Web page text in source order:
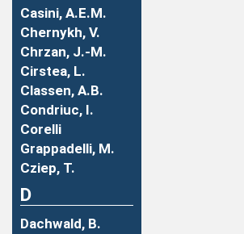
Casini, A.E.M.
Chernykh, V.
Chrzan, J.-M.
Cirstea, L.
Classen, A.B.
Condriuc, I.
Corelli
Grappadelli, M.
Cziep, T.
D
Dachwald, B.